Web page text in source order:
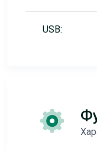
USB: